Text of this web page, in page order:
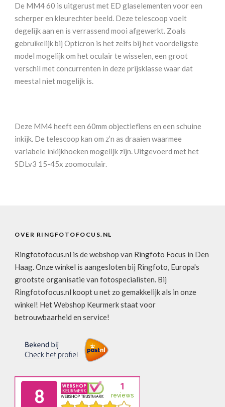
De MM4 60 is uitgerust met ED glaselementen voor een
scherper en kleurechter beeld. Deze telescoop voelt
degelijk aan en is verrassend mooi afgewerkt. Zoals
gebruikelijk bij Opticron is het zelfs bij het voordeligste
model mogelijk om het oculair te wisselen, een groot
verschil met concurrenten in deze prijsklasse waar dat
meestal niet mogelijk is.
Deze MM4 heeft een 60mm objectieflens en een schuine
inkijk. De telescoop kan om z’n as draaien waarmee
variabele inkijkhoeken mogelijk zijn. Uitgevoerd met het
SDLv3 15-45x zoomoculair.
OVER RINGFOTOFOCUS.NL
Ringfotofocus.nl is de webshop van Ringfoto Focus in Den
Haag. Onze winkel is aangesloten bij Ringfoto, Europa's
grootste organisatie van fotospecialisten. Bij
Ringfotofocus.nl koopt u net zo gemakkelijk als in onze
winkel! Het Webshop Keurmerk staat voor
betrouwbaarheid en service!